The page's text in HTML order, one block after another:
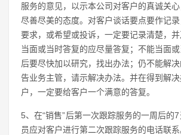
服务的意见，以示本公司对客户的真诚关
尽善尽美的态度。对客户谈话要点要作记
要求，或希望或投诉，一定要记录清楚，
当面或当时答复的应尽量答复；不能当面
后要尽快加以研究，找出办法；仍不能解
告业务主管，请示解决办法。并在得到解
户，一定要给客户一个满意的答复。
5、在“销售”后第一次跟踪服务的一周后的
员应对客户进行第二次跟踪服务的电话联